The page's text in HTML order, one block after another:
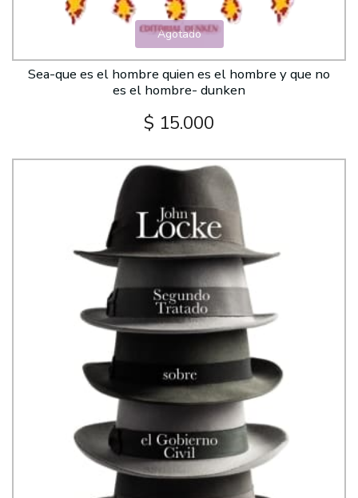
Agotado
Sea-que es el hombre quien es el hombre y que no
es el hombre- dunken
$ 15.000